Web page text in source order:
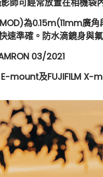
師可經常放置在相機袋
為0.15m(11mm廣
確。防水滴鏡身與氟
03/2021
mount及FUJIFILM X-